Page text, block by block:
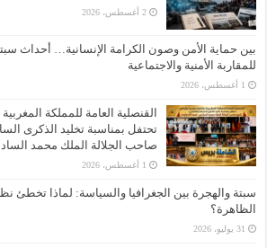
2 أغسطس، 2026
بين حماية الأمن وصون الكرامة الإنسانية… أحداث
للمقاربة الأمنية والاجتماعية
1 أغسطس، 2026
القنصلية العامة للمملكة
تحتفل بمناسبة تخليد الذكرى
صاحب الجلالة الملك محمد
1 أغسطس، 2026
سبتة والهجرة بين الجغرافيا والسياسة: لماذا تخطئ
الظاهرة؟
31 يوليو، 2026